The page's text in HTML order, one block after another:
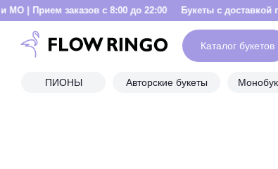
с 8:00 до 22:00 Букеты с доставкой по Москве и
ПИОНЫ Авторские букеты
Каталог букетов